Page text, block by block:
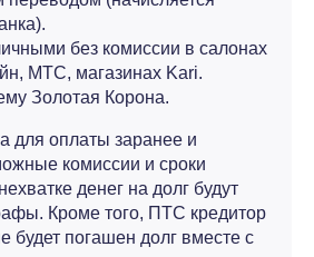
без комиссии в салонах
МТС, магазинах Kari.
Золотая Корона.
для оплаты заранее и
комиссии и сроки
денег на долг будут
Кроме того, ПТС кредитор
будет погашен долг вместе с